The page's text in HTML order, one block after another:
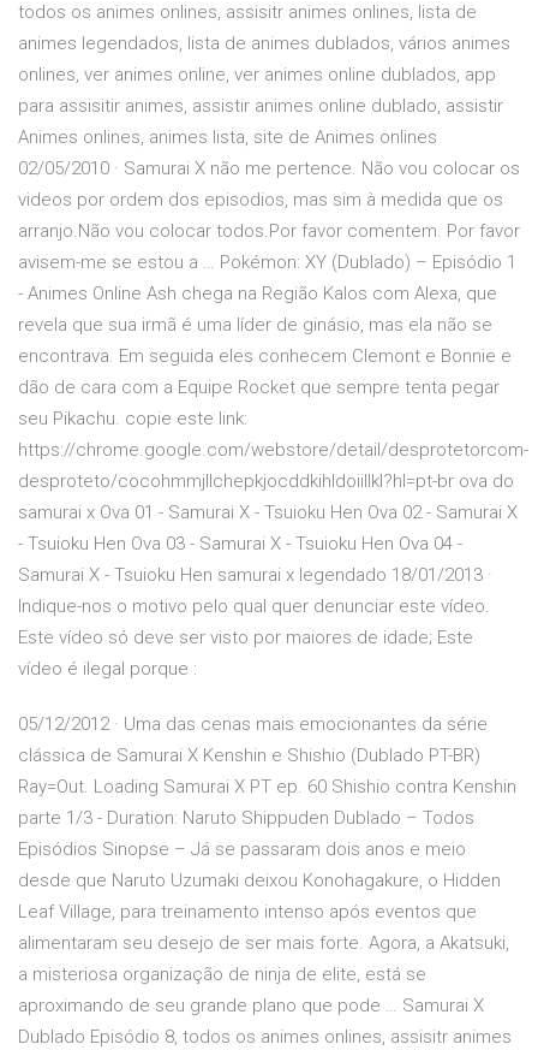
todos os animes onlines, assisitr animes onlines, lista de
animes legendados, lista de animes dublados, vários animes
onlines, ver animes online, ver animes online dublados, app
para assisitir animes, assistir animes online dublado, assistir
Animes onlines, animes lista, site de Animes onlines
02/05/2010 · Samurai X não me pertence. Não vou colocar os
videos por ordem dos episodios, mas sim à medida que os
arranjo.Não vou colocar todos.Por favor comentem. Por favor
avisem-me se estou a … Pokémon: XY (Dublado) – Episódio 1
- Animes Online Ash chega na Região Kalos com Alexa, que
revela que sua irmã é uma líder de ginásio, mas ela não se
encontrava. Em seguida eles conhecem Clemont e Bonnie e
dão de cara com a Equipe Rocket que sempre tenta pegar
seu Pikachu. copie este link:
https://chrome.google.com/webstore/detail/desprotetorcom-
desproteto/cocohmmjllchepkjocddkihldoiillkl?hl=pt-br ova do
samurai x Ova 01 - Samurai X - Tsuioku Hen Ova 02 - Samurai X
- Tsuioku Hen Ova 03 - Samurai X - Tsuioku Hen Ova 04 -
Samurai X - Tsuioku Hen samurai x legendado 18/01/2013 ·
Indique-nos o motivo pelo qual quer denunciar este vídeo.
Este vídeo só deve ser visto por maiores de idade; Este
vídeo é ilegal porque :
05/12/2012 · Uma das cenas mais emocionantes da série
clássica de Samurai X Kenshin e Shishio (Dublado PT-BR)
Ray=Out. Loading Samurai X PT ep. 60 Shishio contra Kenshin
parte 1/3 - Duration: Naruto Shippuden Dublado – Todos
Episódios Sinopse – Já se passaram dois anos e meio
desde que Naruto Uzumaki deixou Konohagakure, o Hidden
Leaf Village, para treinamento intenso após eventos que
alimentaram seu desejo de ser mais forte. Agora, a Akatsuki,
a misteriosa organização de ninja de elite, está se
aproximando de seu grande plano que pode … Samurai X
Dublado Episódio 8, todos os animes onlines, assisitr animes